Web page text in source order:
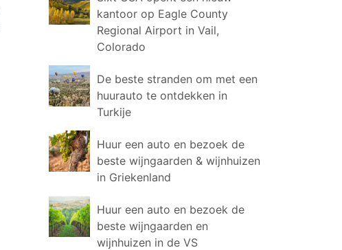
kantoor op Eagle County
Regional Airport in Vail,
Colorado
De beste stranden om met een
huurauto te ontdekken in
Turkije
Huur een auto en bezoek de
beste wijngaarden & wijnhuizen
in Griekenland
Huur een auto en bezoek de
beste wijngaarden en
wijnhuizen in de VS